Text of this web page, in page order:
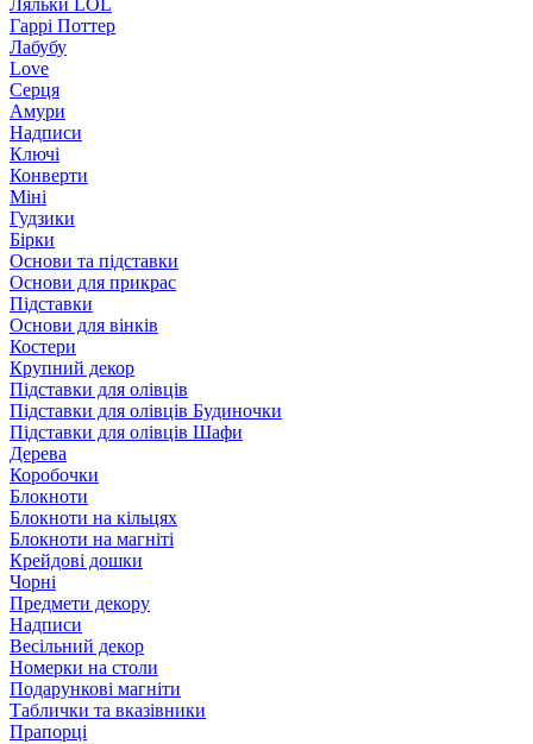
Ляльки LOL
Гаррі Поттер
Лабубу
Love
Серця
Амури
Надписи
Ключі
Конверти
Міні
Гудзики
Бірки
Основи та підставки
Основи для прикрас
Підставки
Основи для вінків
Костери
Крупний декор
Підставки для олівців
Підставки для олівців Будиночки
Підставки для олівців Шафи
Дерева
Коробочки
Блокноти
Блокноти на кільцях
Блокноти на магніті
Крейдові дошки
Чорні
Предмети декору
Надписи
Весільний декор
Номерки на столи
Подарункові магніти
Таблички та вказівники
Прапорці